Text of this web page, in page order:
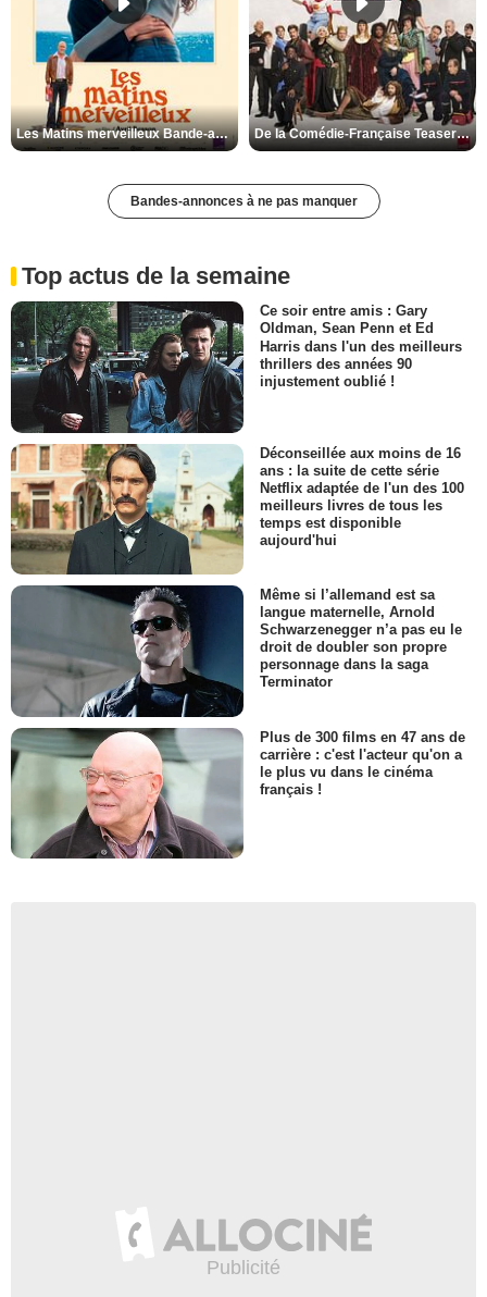
Les Matins merveilleux Bande-annonce VF De la Comédie-Française Teaser VF
Bandes-annonces à ne pas manquer
Top actus de la semaine
Ce soir entre amis : Gary
Oldman, Sean Penn et Ed
Harris dans l'un des meilleurs
thrillers des années 90
injustement oublié !
Déconseillée aux moins de 16
ans : la suite de cette série
Netflix adaptée de l'un des 100
meilleurs livres de tous les
temps est disponible
aujourd'hui
Même si l’allemand est sa
langue maternelle, Arnold
Schwarzenegger n’a pas eu le
droit de doubler son propre
personnage dans la saga
Terminator
Plus de 300 films en 47 ans de
carrière : c'est l'acteur qu'on a
le plus vu dans le cinéma
français !